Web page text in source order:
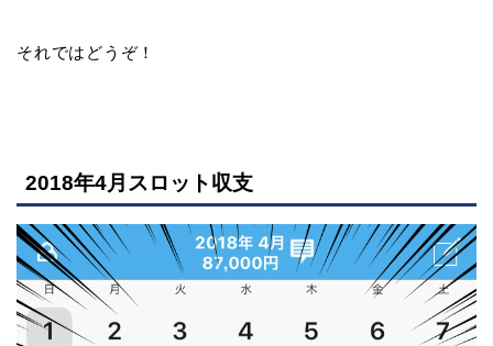
それではどうぞ！
2018年4月スロット収支